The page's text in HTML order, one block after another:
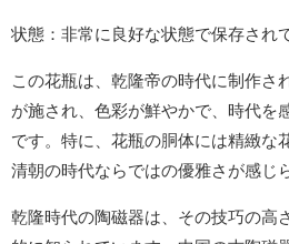
状態 ：非常に良好な状態で保存され
この花瓶は、乾隆帝の時代に制作さ
が施され、色彩が鮮やかで、時代を
です。特に、花瓶の胴体には精緻な
清朝の時代ならではの優雅さが感じ
乾隆時代の陶磁器は、その技巧の高